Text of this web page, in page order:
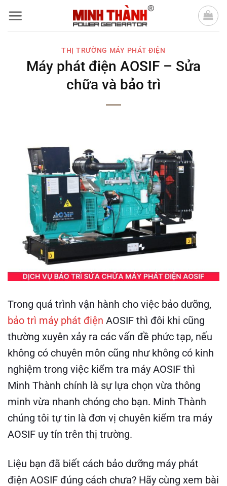
qua
THỊ TRƯỜNG MÁY PHÁT ĐIỆN
Máy phát điện AOSIF – Sửa
chữa và bảo trì
Trong quá trình vận hành cho việc bảo dưỡng,
bảo trì máy phát điện AOSIF thì đôi khi cũng
thường xuyên xảy ra các vấn đề phức tạp, nếu
không có chuyên môn cũng như không có kinh
nghiệm trong việc kiểm tra máy AOSIF thì
Minh Thành chính là sự lựa chọn vừa thông
minh vừa nhanh chóng cho bạn. Minh Thành
chúng tôi tự tin là đơn vị chuyên kiểm tra máy
AOSIF uy tín trên thị trường.
Liệu bạn đã biết cách bảo dưỡng máy phát
điện AOSIF đúng cách chưa? Hãy cùng xem bài